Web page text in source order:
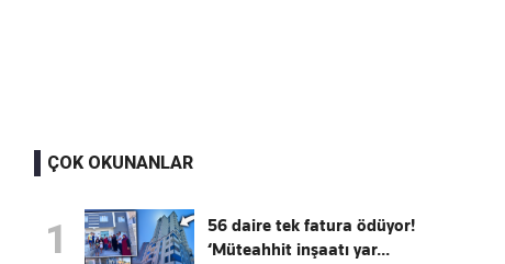
ÇOK OKUNANLAR
1
56 daire tek fatura ödüyor!
‘Müteahhit inşaatı yar...